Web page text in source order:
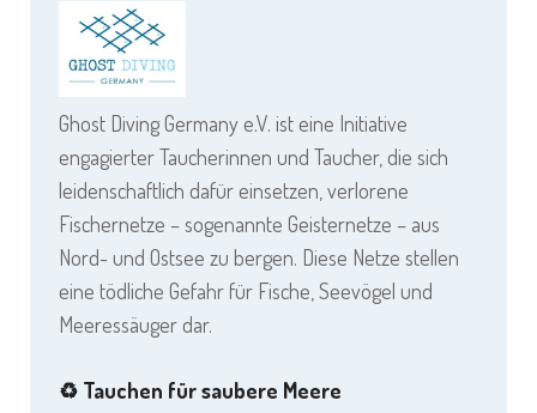
Ghost Diving Germany e.V. ist eine Initiative
engagierter Taucherinnen und Taucher, die sich
leidenschaftlich dafür einsetzen, verlorene
Fischernetze – sogenannte Geisternetze – aus
Nord- und Ostsee zu bergen. Diese Netze stellen
eine tödliche Gefahr für Fische, Seevögel und
Meeressäuger dar.
♻️ Tauchen für saubere Meere